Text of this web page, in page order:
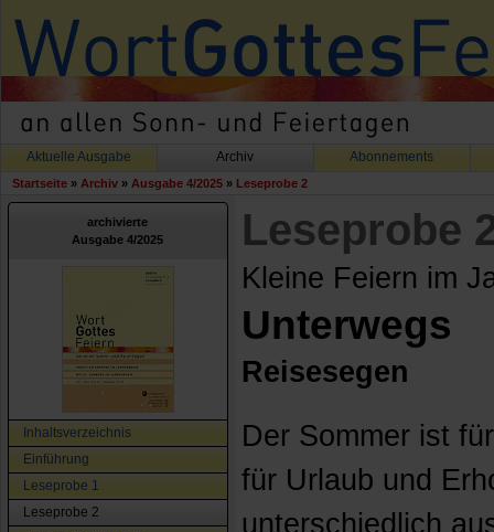
Aktuelle Ausgabe Archiv Abonnements
Startseite » Archiv » Ausgabe 4/2025 » Leseprobe 2
archivierte
Ausgabe 4/2025
Inhaltsverzeichnis
Einführung
Leseprobe 1
Leseprobe 2
Leseprobe
Kleine Feiern im
Unterwegs
Reisesegen
Der Sommer ist
für Urlaub und
unterschiedlich